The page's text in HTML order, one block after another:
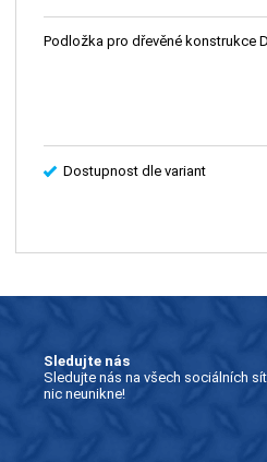
Podložka pro dřevěné konstrukce
Dostupnost dle variant
Sledujte nás
Sledujte nás na všech sociálních
nic neunikne!